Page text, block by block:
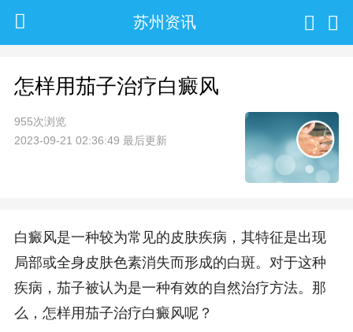
苏州资讯
怎样用茄子治疗白癜风
955次浏览
2023-09-21 02:36:49 最后更新
白癜风是一种较为常见的皮肤疾病，其特征是出现
局部或全身皮肤色素消失而形成的白斑。对于这种
疾病，茄子被认为是一种有效的自然治疗方法。那
么，怎样用茄子治疗白癜风呢？